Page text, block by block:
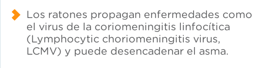
Los ratones propagan enfermedades como
el virus de la coriomeningitis linfocítica
(Lymphocytic choriomeningitis virus,
LCMV) y puede desencadenar el asma.